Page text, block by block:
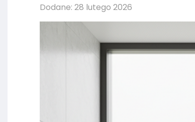
Dodane: 28 lutego 2026